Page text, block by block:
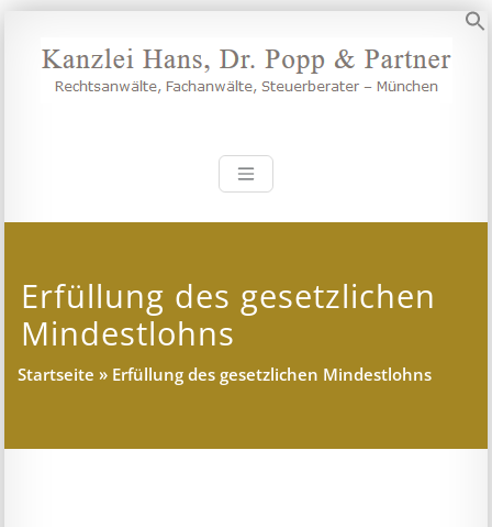
Inhalt
springen
Kanzlei Hans,
Erfüllung des gesetzlichen
Mindestlohns
Startseite » Erfüllung des gesetzlichen Mindestlohns